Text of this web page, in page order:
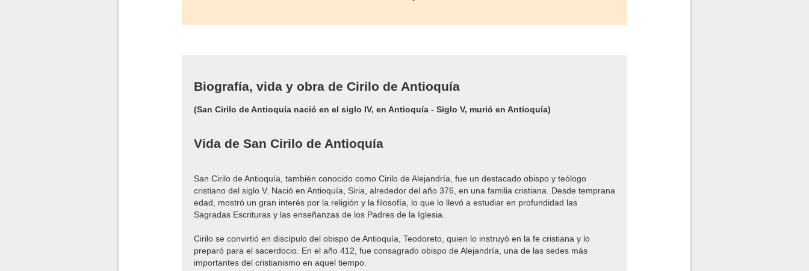
Biografía, vida y obra de Cirilo de Antioquía
(San Cirilo de Antioquía nació en el siglo IV, en Antioquía - Siglo V, murió en Antioquía)
Vida de San Cirilo de Antioquía
San Cirilo de Antioquía, también conocido como Cirilo de Alejandría, fue un destacado obispo y teólogo
cristiano del siglo V. Nació en Antioquía, Siria, alrededor del año 376, en una familia cristiana. Desde temprana
edad, mostró un gran interés por la religión y la filosofía, lo que lo llevó a estudiar en profundidad las
Sagradas Escrituras y las enseñanzas de los Padres de la Iglesia.
Cirilo se convirtió en discípulo del obispo de Antioquía, Teodoreto, quien lo instruyó en la fe cristiana y lo
preparó para el sacerdocio. En el año 412, fue consagrado obispo de Alejandría, una de las sedes más
importantes del cristianismo en aquel tiempo.